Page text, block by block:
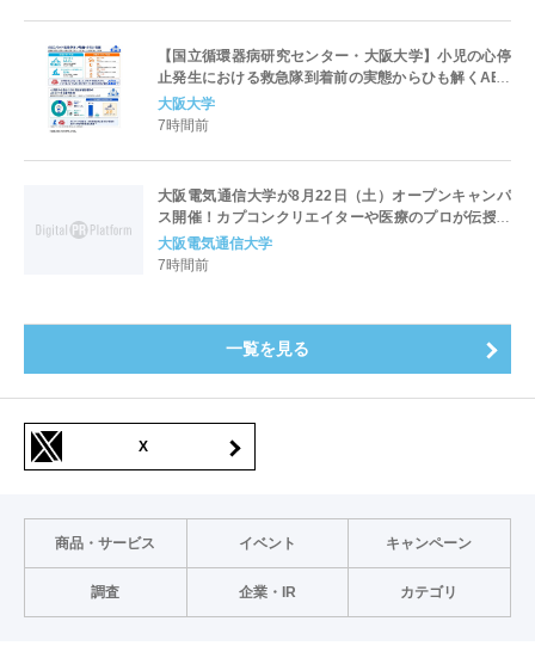
【国立循環器病研究センター・大阪大学】小児の心停
止発生における救急隊到着前の実態からひも解くAED
パッド装着と良好な神経学的転帰との関連性
大阪大学
7時間前
大阪電気通信大学が8月22日（土）オープンキャンパ
ス開催！カプコンクリエイターや医療のプロが伝授！
未来を拓く特別講演を実施～「万博レガシーイベン
ト」会場と本学会場をフィジカルアバターでつなぐコ
大阪電気通信大学
7時間前
一覧を見る
X
商品・サービス イベント キャンペーン
調査 企業・IR カテゴリ